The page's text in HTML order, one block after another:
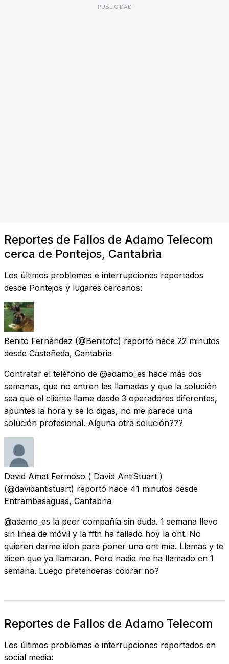
PUBLICIDAD
Reportes de Fallos de Adamo Telecom
cerca de Pontejos, Cantabria
Los últimos problemas e interrupciones reportados
desde Pontejos y lugares cercanos:
Benito Fernández (@Benitofc) reportó hace 22 minutos
desde Castañeda, Cantabria
Contratar el teléfono de @adamo_es hace más dos
semanas, que no entren las llamadas y que la solución
sea que el cliente llame desde 3 operadores diferentes,
apuntes la hora y se lo digas, no me parece una
solución profesional. Alguna otra solución???
David Amat Fermoso ( David AntiStuart )
(@davidantistuart) reportó hace 41 minutos desde
Entrambasaguas, Cantabria
@adamo_es la peor compañía sin duda. 1 semana llevo
sin linea de móvil y la ffth ha fallado hoy la ont. No
quieren darme idon para poner una ont mía. Llamas y te
dicen que ya llamaran. Pero nadie me ha llamado en 1
semana. Luego pretenderas cobrar no?
Reportes de Fallos de Adamo Telecom
Los últimos problemas e interrupciones reportados en
social media: